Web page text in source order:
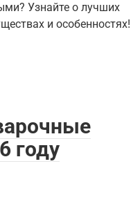
Узнайте о лучших
и особенностях!
году